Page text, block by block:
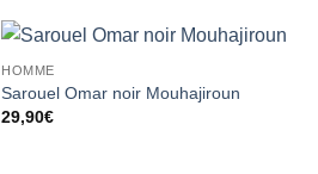
à la liste
HOMME
Sarouel Omar noir Mouhajiroun
29,90€